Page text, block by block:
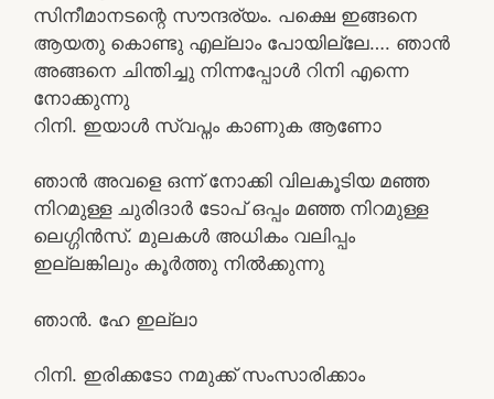
സിനീമാനടന്റെ സൗന്ദര്യം. പക്ഷെ ഇങ്ങനെ
ആയതു കൊണ്ടു എല്ലാം പോയില്ലേ…. ഞാൻ
അങ്ങനെ ചിന്തിച്ചു നിന്നപ്പോൾ റിനി എന്നെ
നോക്കുന്നു
റിനി. ഇയാൾ സ്വപ്നം കാണുക ആണോ
ഞാൻ അവളെ ഒന്ന് നോക്കി വിലകൂടിയ മഞ്ഞ
നിറമുള്ള ചുരിദാർ ടോപ് ഒപ്പം മഞ്ഞ നിറമുള്ള
ലെഗ്ഗിൻസ്. മുലകൾ അധികം വലിപ്പം
ഇല്ലങ്കിലും കൂർത്തു നിൽക്കുന്നു
ഞാൻ. ഹേ ഇല്ലാ
റിനി. ഇരിക്കടോ നമുക്ക് സംസാരിക്കാം